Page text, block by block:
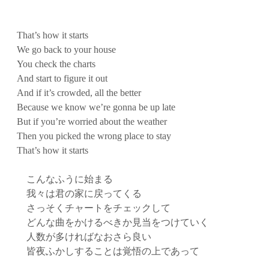
That’s how it starts
We go back to your house
You check the charts
And start to figure it out
And if it’s crowded, all the better
Because we know we’re gonna be up late
But if you’re worried about the weather
Then you picked the wrong place to stay
That’s how it starts
こんなふうに始まる
我々は君の家に戻ってくる
さっそくチャートをチェックして
どんな曲をかけるべきか見当をつけていく
人数が多ければなおさら良い
皆夜ふかしすることは覚悟の上であって